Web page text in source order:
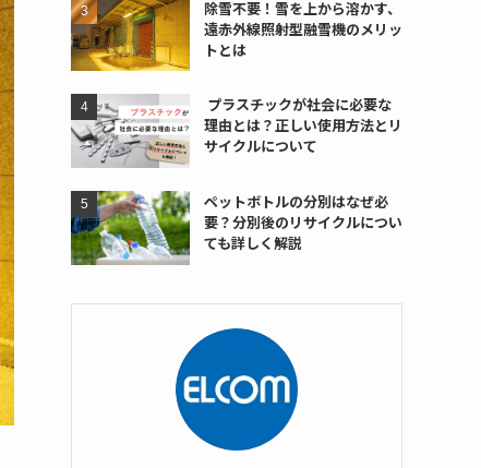
除雪不要！雪を上から溶かす、
遠赤外線照射型融雪機のメリッ
トとは
プラスチックが社会に必要な
理由とは？正しい使用方法とリ
サイクルについて
ペットボトルの分別はなぜ必
要？分別後のリサイクルについ
ても詳しく解説